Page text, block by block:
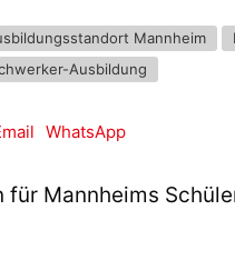
Mannheim
Ausbildung
WhatsApp